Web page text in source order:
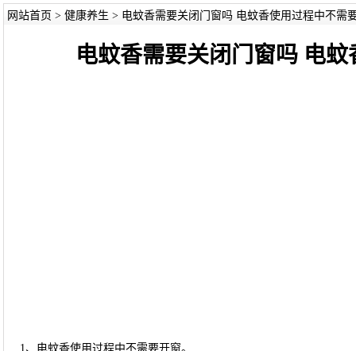
网站首页 > 健康养生 > 电蚊香需要关闭门窗吗 电蚊香使用过程中不需
电蚊香需要关闭门窗吗 电
1、电蚊香使用过程中不需要开窗。